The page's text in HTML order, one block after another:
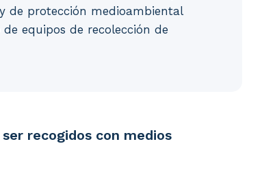
de protección medioambiental
equipos de recolección de
con medios mecánicos. 1.1.
recogidos con medios